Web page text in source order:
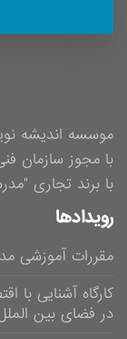
موسسه اندیشه
با مجوز سازمان
با برند تجاری
رویدادها
مقررات آموزشی
کارگاه آشنایی
در فضای بین